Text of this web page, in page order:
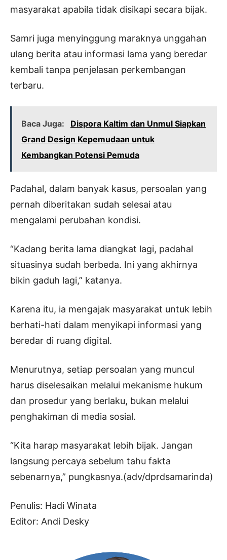
masyarakat apabila tidak disikapi secara bijak.
Samri juga menyinggung maraknya unggahan
ulang berita atau informasi lama yang beredar
kembali tanpa penjelasan perkembangan
terbaru.
Baca Juga:
Dispora Kaltim dan Unmul Siapkan
Grand Design Kepemudaan untuk
Kembangkan Potensi Pemuda
Padahal, dalam banyak kasus, persoalan yang
pernah diberitakan sudah selesai atau
mengalami perubahan kondisi.
“Kadang berita lama diangkat lagi, padahal
situasinya sudah berbeda. Ini yang akhirnya
bikin gaduh lagi,” katanya.
Karena itu, ia mengajak masyarakat untuk lebih
berhati-hati dalam menyikapi informasi yang
beredar di ruang digital.
Menurutnya, setiap persoalan yang muncul
harus diselesaikan melalui mekanisme hukum
dan prosedur yang berlaku, bukan melalui
penghakiman di media sosial.
“Kita harap masyarakat lebih bijak. Jangan
langsung percaya sebelum tahu fakta
sebenarnya,” pungkasnya.(adv/dprdsamarinda)
Penulis: Hadi Winata
Editor: Andi Desky